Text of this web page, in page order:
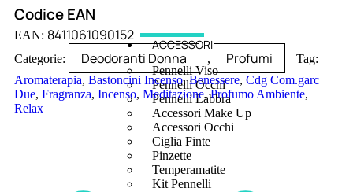
ACCESSORI
Pennelli Viso
Pennelli Occhi
Pennelli Labbra
Accessori Make Up
Accessori Occhi
Ciglia Finte
Pinzette
Temperamatite
Kit Pennelli
Codice EAN
EAN: 8411061090152
Categorie: Deodoranti Donna , Profumi
Tag:
Aromaterapia, Bastoncini Incenso,Benessere, Cdg Com.garc
Due, Fragranza, Incenso, Meditazione,Profumo Ambiente,
Relax